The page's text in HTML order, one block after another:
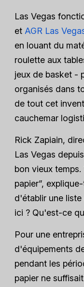
Las Vegas
et AGR Las
en louant du
roulette aux
jeux de basket -
organisés dans
de tout cet
cauchemar
Rick Zapiain,
Las Vegas
bon vieux
papier”,
d'établir une
ici ? Qu'est-ce
Pour une
d'équipements
pendant les
papier ne